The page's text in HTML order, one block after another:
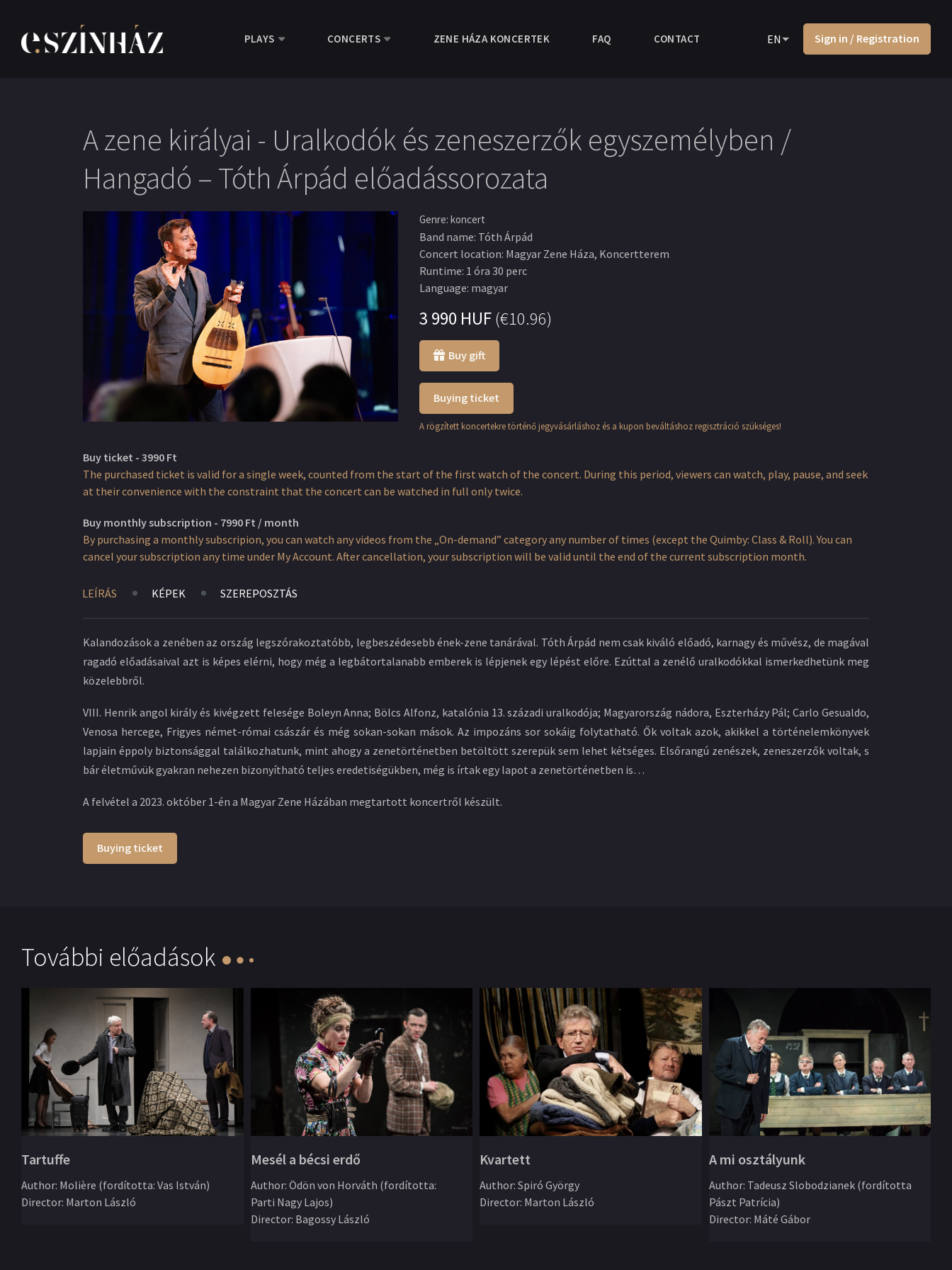
PLAYS CONCERTS ZENE HÁZA KONCERTEK FAQ CONTACT EN Sign in / Registration
A zene királyai - Uralkodók és zeneszerzők egyszemélyben /
Hangadó – Tóth Árpád előadássorozata
Genre: koncert
Band name: Tóth Árpád
Concert location: Magyar Zene Háza, Koncertterem
Runtime: 1 óra 30 perc
Language: magyar
3 990 HUF(€10.96)
Buy gift
Buying ticket
A rögzített koncertekre történő jegyvásárláshoz és a kupon beváltáshoz regisztráció szükséges!
Buy ticket - 3990 Ft
The purchased ticket is valid for a single week, counted from the start of the first watch of the concert. During this period, viewers can watch, play, pause, and seek
at their convenience with the constraint that the concert can be watched in full only twice.
Buy monthly subscription - 7990 Ft / month
By purchasing a monthly subscripion, you can watch any videos from the „On-demand” category any number of times (except the Quimby: Class & Roll). You can
cancel your subscription any time under My Account. After cancellation, your subscription will be valid until the end of the current subscription month.
LEÍRÁS KÉPEK SZEREPOSZTÁS
Kalandozások a zenében az ország legszórakoztatóbb, legbeszédesebb ének-zene tanárával. Tóth Árpád nem csak kiváló előadó, karnagy és művész, de magával
ragadó előadásaival azt is képes elérni, hogy még a legbátortalanabb emberek is lépjenek egy lépést előre. Ezúttal a zenélő uralkodókkal ismerkedhetünk meg
közelebbről.
VIII. Henrik angol király és kivégzett felesége Boleyn Anna; Bölcs Alfonz, katalónia 13. századi uralkodója; Magyarország nádora, Eszterházy Pál; Carlo Gesualdo,
Venosa hercege, Frigyes német-római császár és még sokan-sokan mások. Az impozáns sor sokáig folytatható. Ők voltak azok, akikkel a történelemkönyvek
lapjain éppoly biztonsággal találkozhatunk, mint ahogy a zenetörténetben betöltött szerepük sem lehet kétséges. Elsőrangú zenészek, zeneszerzők voltak, s
bár életművük gyakran nehezen bizonyítható teljes eredetiségükben, még is írtak egy lapot a zenetörténetben is…
A felvétel a 2023. október 1-én a Magyar Zene Házában megtartott koncertről készült.
Buying ticket
További előadások
Tartuffe
Author: Molière (fordította: Vas István)
Director: Marton László
Mesél a bécsi erdő
Author: Ödön von Horváth (fordította:
Parti Nagy Lajos)
Director: Bagossy László
Kvartett
Author: Spiró György
Director: Marton László
A mi osztályunk
Author: Tadeusz Slobodzianek (fordította
Pászt Patrícia)
Director: Máté Gábor